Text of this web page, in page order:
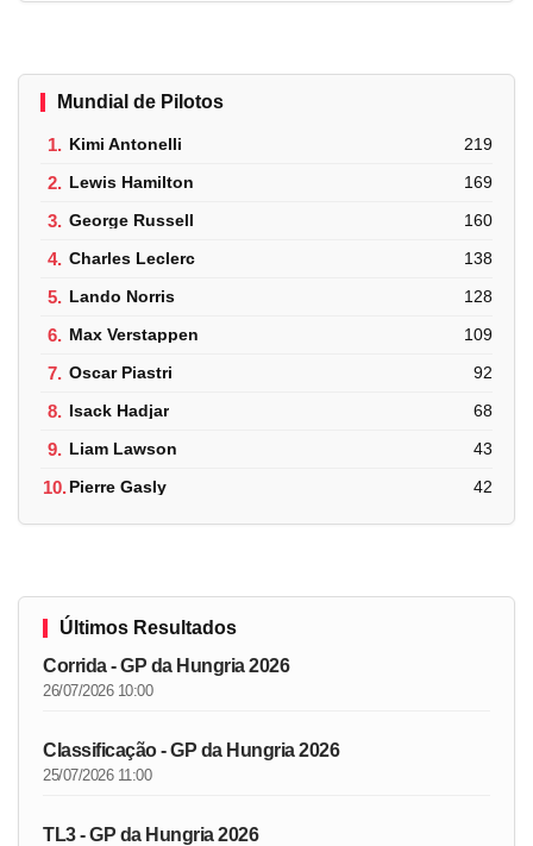
Mundial de Pilotos
1. Kimi Antonelli 219
2. Lewis Hamilton 169
3. George Russell 160
4. Charles Leclerc 138
5. Lando Norris 128
6. Max Verstappen 109
7. Oscar Piastri 92
8. Isack Hadjar 68
9. Liam Lawson 43
10.Pierre Gasly 42
Últimos Resultados
Corrida - GP da Hungria 2026
26/07/2026 10:00
Classificação - GP da Hungria 2026
25/07/2026 11:00
TL3 - GP da Hungria 2026